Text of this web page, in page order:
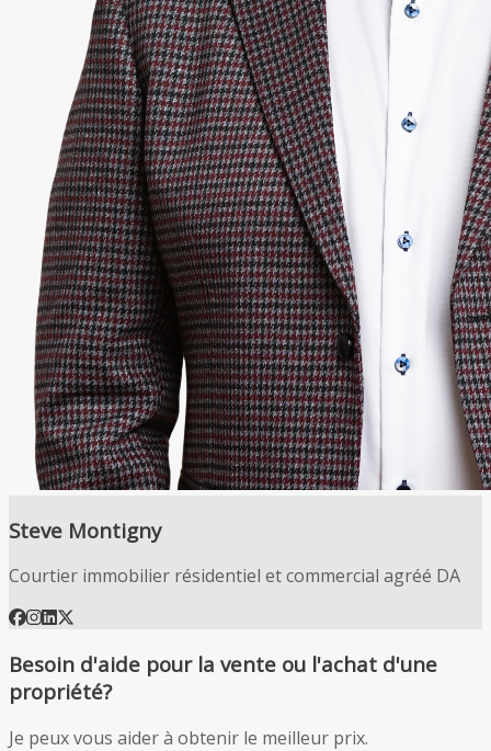
Steve Montigny
Courtier immobilier résidentiel et commercial agréé DA
Besoin d'aide pour la vente ou l'achat d'une
propriété?
Je peux vous aider à obtenir le meilleur prix.